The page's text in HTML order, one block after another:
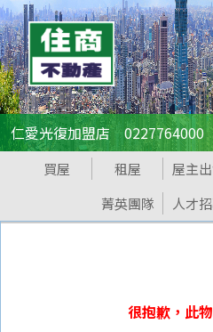
仁愛光復加盟店 0227764000
買屋 租屋 屋主
菁英團隊
人才
很抱歉，此